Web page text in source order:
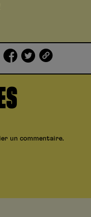
un commentaire.